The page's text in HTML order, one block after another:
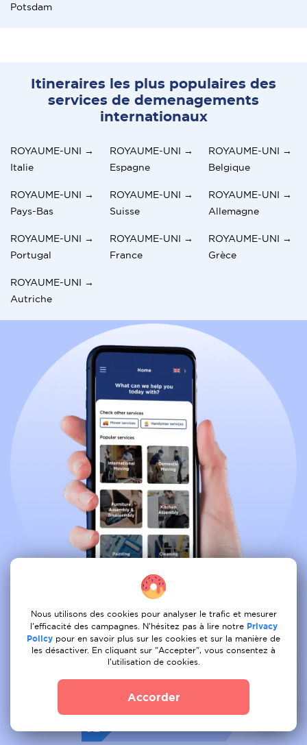
Potsdam
Itineraires les plus populaires des
services de demenagements
internationaux
ROYAUME-UNI →
Italie
ROYAUME-UNI →
Espagne
ROYAUME-UNI →
Belgique
ROYAUME-UNI →
Pays-Bas
ROYAUME-UNI →
Suisse
ROYAUME-UNI →
Allemagne
ROYAUME-UNI →
Portugal
ROYAUME-UNI →
France
ROYAUME-UNI →
Grèce
ROYAUME-UNI →
Autriche
Reservez tous les services depuis le
confort de votre canape
Tâche de la poste
Nous utilisons des cookies pour analyser le trafic et mesurer
l'efficacité des campagnes. N'hésitez pas à lire notre Privacy
Policy pour en savoir plus sur les cookies et sur la manière de
les désactiver. En cliquant sur "Accepter", vous consentez à
l'utilisation de cookies.
Accorder